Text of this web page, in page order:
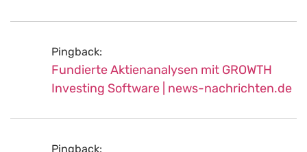
Pingback:
Fundierte Aktienanalysen mit GROWTH
Investing Software | news-nachrichten.de
Pingback: